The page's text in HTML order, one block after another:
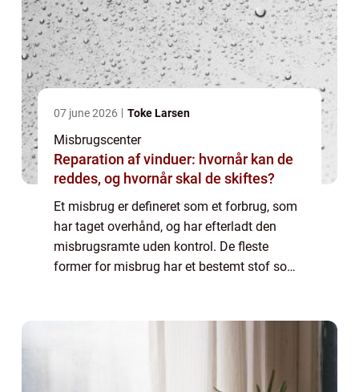
07 june 2026 Toke Larsen
Misbrugscenter
Reparation af vinduer: hvornår kan de
reddes, og hvornår skal de skiftes?
Et misbrug er defineret som et forbrug, som
har taget overhånd, og har efterladt den
misbrugsramte uden kontrol. De fleste
former for misbrug har et bestemt stof som